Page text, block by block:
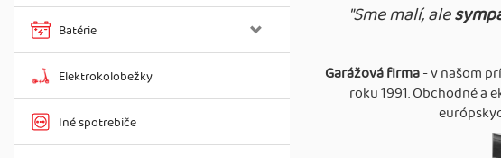
Batérie
Elektrokolobežky
Iné spotrebiče
"Sme malí, ale
Garážová firma- v našom
roku 1991. Obchodné a